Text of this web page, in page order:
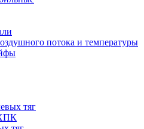
потока и температуры
тяг